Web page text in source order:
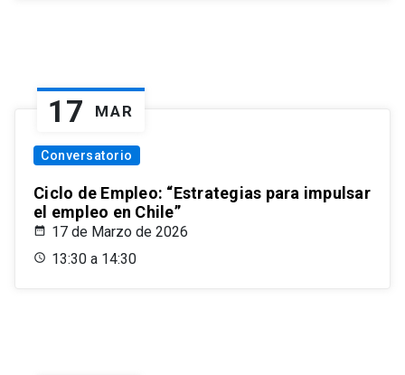
17 MAR
Conversatorio
Ciclo de Empleo: “Estrategias para impulsar
el empleo en Chile”
17 de Marzo de 2026
13:30 a 14:30